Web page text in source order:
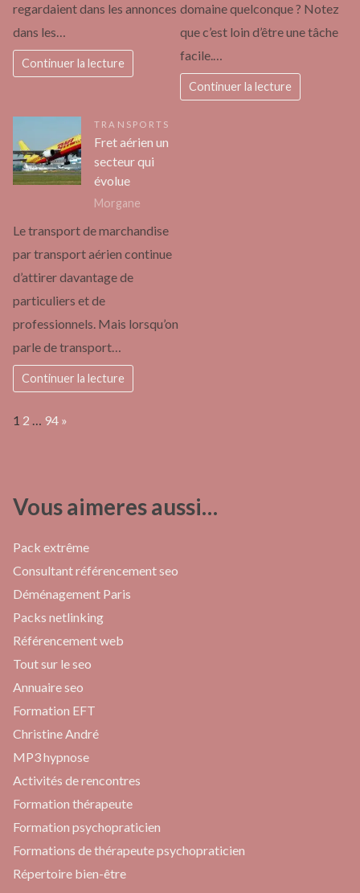
regardaient dans les annonces
dans les…
Continuer la lecture
domaine quelconque ? Notez
que c’est loin d’être une tâche
facile.…
Continuer la lecture
TRANSPORTS
Fret aérien un
secteur qui
évolue
Morgane
Le transport de marchandise
par transport aérien continue
d’attirer davantage de
particuliers et de
professionnels. Mais lorsqu’on
parle de transport…
Continuer la lecture
Page:
1 2 … 94 Next
»
Vous aimeres aussi…
Pack extrême
Consultant référencement seo
Déménagement Paris
Packs netlinking
Référencement web
Tout sur le seo
Annuaire seo
Formation EFT
Christine André
MP3 hypnose
Activités de rencontres
Formation thérapeute
Formation psychopraticien
Formations de thérapeute psychopraticien
Répertoire bien-être